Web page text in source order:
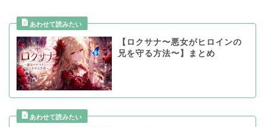
【ロクサナ〜悪女がヒロインの
兄を守る方法〜】まとめ